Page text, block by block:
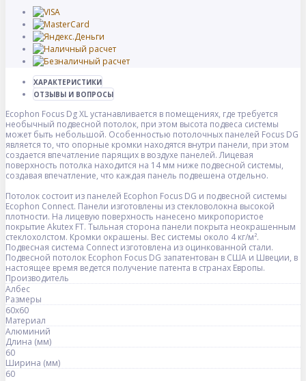
ХАРАКТЕРИСТИКИ
ОТЗЫВЫ И ВОПРОСЫ
Ecophon Focus Dg XL устанавливается в помещениях, где требуется
необычный подвесной потолок, при этом высота подвеса системы
может быть небольшой. Особенностью потолочных панелей Focus DG
является то, что опорные кромки находятся внутри панели, при этом
создается впечатление парящих в воздухе панелей. Лицевая
поверхность потолка находится на 14 мм ниже подвесной системы,
создавая впечатление, что каждая панель подвешена отдельно.
Потолок состоит из панелей Ecophon Focus DG и подвесной системы
Ecophon Connect. Панели изготовлены из стекловолокна высокой
плотности. На лицевую поверхность нанесено микропористое
покрытие Akutex FT. Тыльная сторона панели покрыта неокрашенным
стеклохолстом. Кромки окрашены. Вес системы около 4 кг/м².
Подвесная система Connect изготовлена из оцинкованной стали.
Подвесной потолок Ecophon Focus DG запатентован в США и Швеции, в
настоящее время ведется получение патента в странах Европы.
Производитель
Албес
Размеры
60x60
Материал
Алюминий
Длина (мм)
60
Ширина (мм)
60